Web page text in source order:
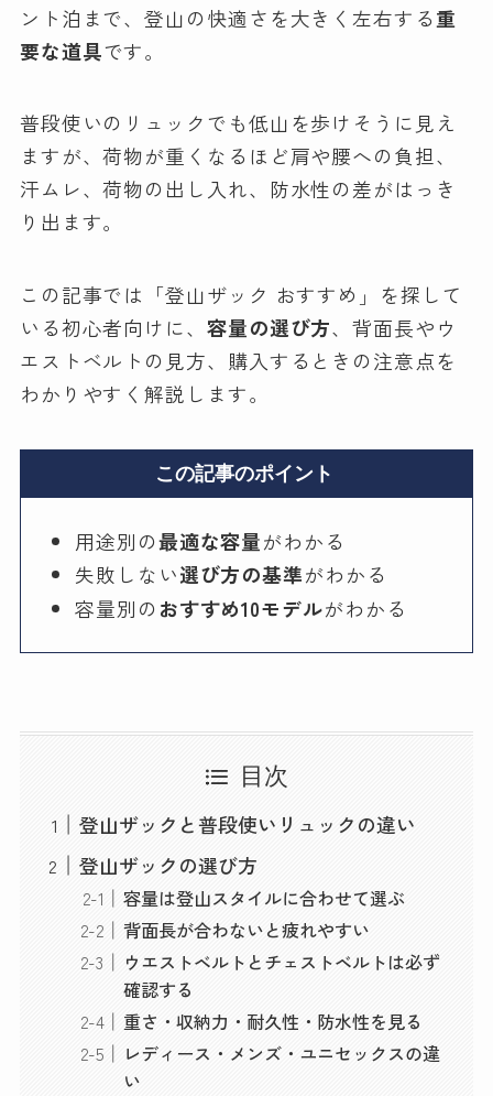
ント泊まで、登山の快適さを大きく左右する重
要な道具です。
普段使いのリュックでも低山を歩けそうに見え
ますが、荷物が重くなるほど肩や腰への負担、
汗ムレ、荷物の出し入れ、防水性の差がはっき
り出ます。
この記事では「登山ザック おすすめ」を探して
いる初心者向けに、 容量の選び方、背面長やウ
エストベルトの見方、購入するときの注意点を
わかりやすく解説します。
この記事のポイント
用途別の最適な容量がわかる
失敗しない選び方の基準がわかる
容量別のおすすめ10モデルがわかる
目次
登山ザックと普段使いリュックの違い
登山ザックの選び方
容量は登山スタイルに合わせて選ぶ
背面長が合わないと疲れやすい
ウエストベルトとチェストベルトは必ず
確認する
重さ・収納力・耐久性・防水性を見る
レディース・メンズ・ユニセックスの違
い